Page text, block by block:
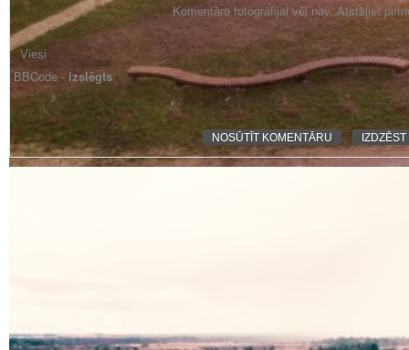
Komentāra fotogrāfijai vēl nav. Atstājiet
BBCode - izslēgts